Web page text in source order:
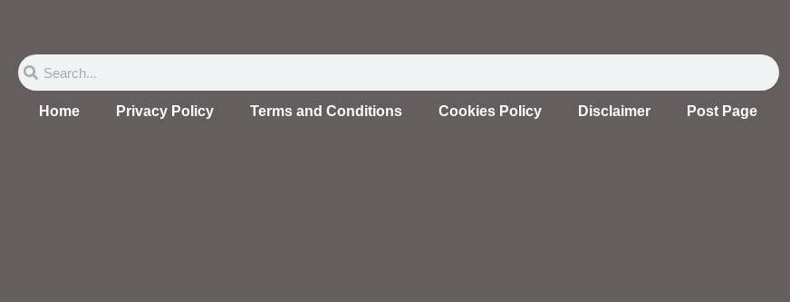
content
SearchSearch
Home Privacy Policy Terms and Conditions Cookies Policy Disclaimer Post Page